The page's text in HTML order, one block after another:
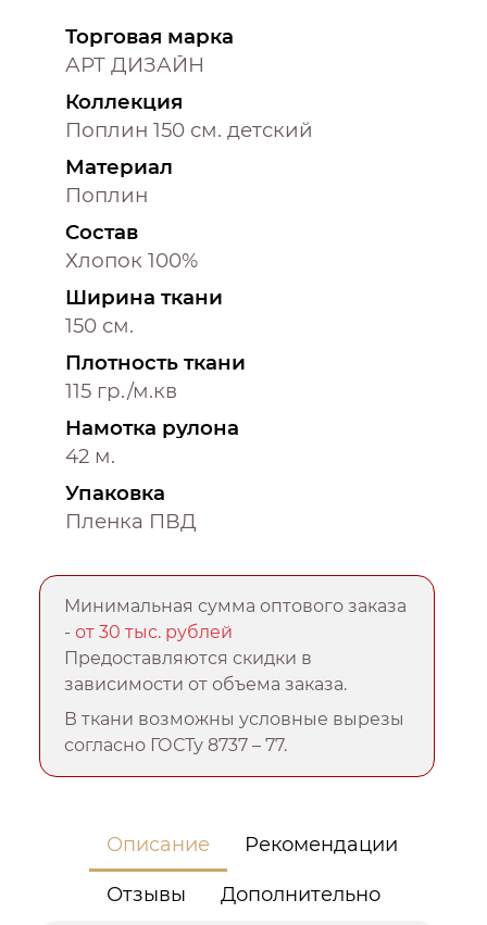
Торговая марка
АРТ ДИЗАЙН
Коллекция
Поплин 150 см. детский
Материал
Поплин
Состав
Хлопок 100%
Ширина ткани
150 см.
Плотность ткани
115 гр./м.кв
Намотка рулона
42 м.
Упаковка
Пленка ПВД
Минимальная сумма оптового заказа
-от 30 тыс. рублей
Предоставляются скидки в
зависимости от объема заказа.
В ткани возможны условные вырезы
согласно ГОСТу 8737 – 77.
Описание Рекомендации
Отзывы Дополнительно